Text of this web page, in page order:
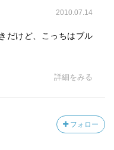
2010.07.14
だけど、こっちはブル
詳細をみる
フォロー